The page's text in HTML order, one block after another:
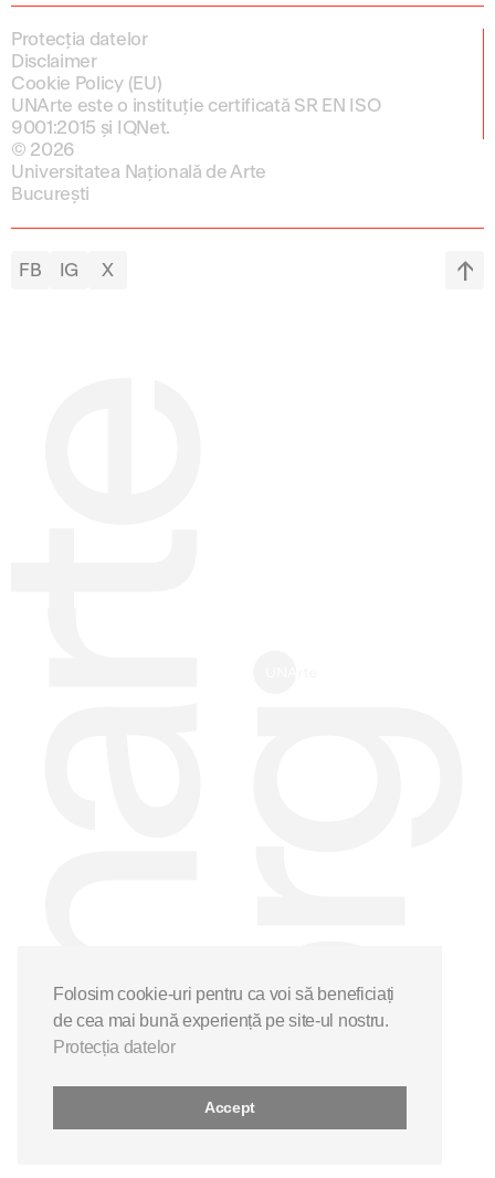
Protecția datelor
Disclaimer
Cookie Policy (EU)
UNArte este o instituție certificată SR EN ISO
9001:2015 și IQNet.
© 2026
Universitatea Națională de Arte
București
FB IG X
Folosim cookie-uri pentru ca voi să beneficiați
de cea mai bună experiență pe site-ul nostru.
Protecția datelor
Accept